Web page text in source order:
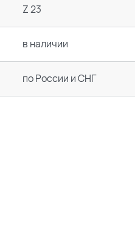
Z 23
в наличии
по России и СНГ